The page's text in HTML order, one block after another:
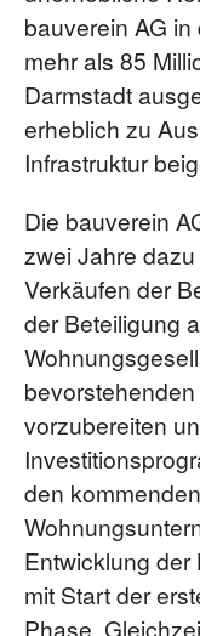
bauverein AG
mehr als 85
Darmstadt
erheblich zu
Infrastruktur
Die bauverein
zwei Jahre
Verkäufen der
der Beteiligung
vorzubereiten
den
Entwicklung
mit Start der
Phase.